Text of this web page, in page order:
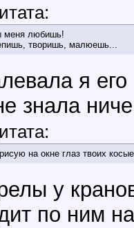
меня любишь!
творишь, малюешь...
я
знала
на окне глаз твоих
у
по ним